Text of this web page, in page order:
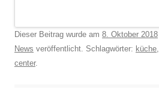
Dieser Beitrag wurde am 8. Oktober 2018
News veröffentlicht. Schlagwörter: küche,
center.